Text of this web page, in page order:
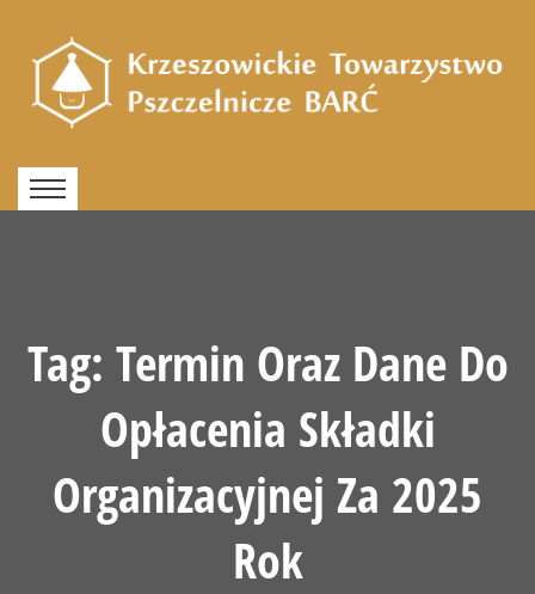
Tag: Termin Oraz Dane Do
Opłacenia Składki
Organizacyjnej Za 2025
Rok